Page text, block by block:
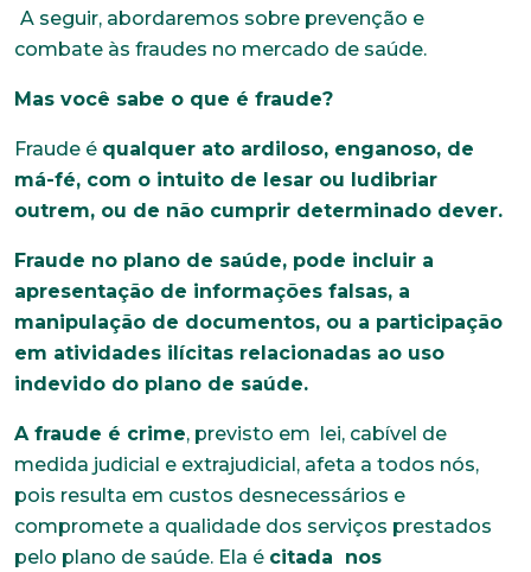
A seguir, abordaremos sobre prevenção e
combate às fraudes no mercado de saúde.
Mas você sabe o que é fraude?
Fraude é qualquer ato ardiloso, enganoso, de
má-fé, com o intuito de lesar ou ludibriar
outrem, ou de não cumprir determinado dever.
Fraude no plano de saúde, pode incluir a
apresentação de informações falsas, a
manipulação de documentos, ou a participação
em atividades ilícitas relacionadas ao uso
indevido do plano de saúde.
A fraude é crime, previsto em lei, cabível de
medida judicial e extrajudicial, afeta a todos nós,
pois resulta em custos desnecessários e
compromete a qualidade dos serviços prestados
pelo plano de saúde. Ela é citada nos